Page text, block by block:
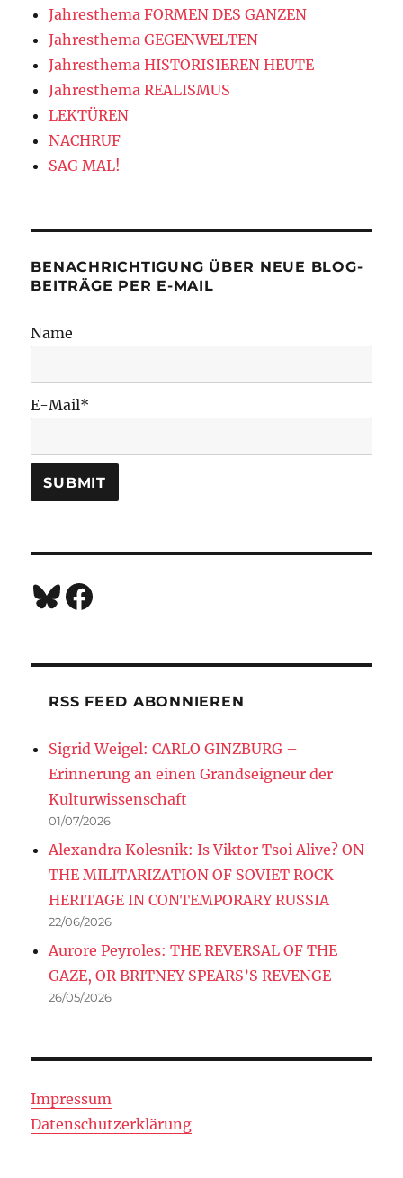
Jahresthema FORMEN DES GANZEN
Jahresthema GEGENWELTEN
Jahresthema HISTORISIEREN HEUTE
Jahresthema REALISMUS
LEKTÜREN
NACHRUF
SAG MAL!
BENACHRICHTIGUNG ÜBER NEUE BLOG-
BEITRÄGE PER E-MAIL
Name
E-Mail*
Bluesky
Facebook
RSS FEED ABONNIEREN
Sigrid Weigel: CARLO GINZBURG –
Erinnerung an einen Grandseigneur der
Kulturwissenschaft
01/07/2026
Alexandra Kolesnik: Is Viktor Tsoi Alive? ON
THE MILITARIZATION OF SOVIET ROCK
HERITAGE IN CONTEMPORARY RUSSIA
22/06/2026
Aurore Peyroles: THE REVERSAL OF THE
GAZE, OR BRITNEY SPEARS’S REVENGE
26/05/2026
Impressum
Datenschutzerklärung